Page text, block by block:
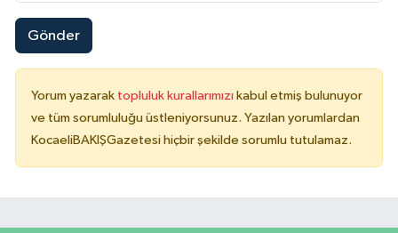
Gönder
Yorum yazarak topluluk kurallarımızı kabul etmiş bulunuyor
ve tüm sorumluluğu üstleniyorsunuz. Yazılan yorumlardan
KocaeliBAKIŞGazetesi hiçbir şekilde sorumlu tutulamaz.